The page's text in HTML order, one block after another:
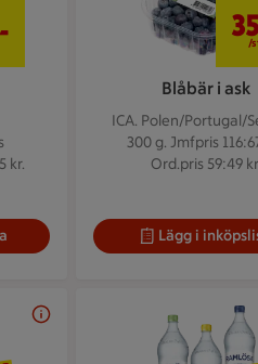
kr.
Blåbär i ask
ICA. Polen/Portugal/
300 g. Jmfpris
Ord.pris 59:49
/
Lägg i